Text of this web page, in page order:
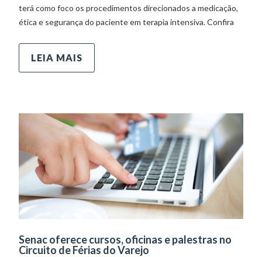
terá como foco os procedimentos direcionados a medicação,
ética e segurança do paciente em terapia intensiva. Confira
LEIA MAIS
Senac oferece cursos, oficinas e palestras no
Circuito de Férias do Varejo